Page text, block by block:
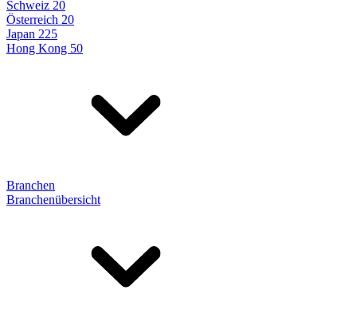
Schweiz 20
Österreich 20
Japan 225
Hong Kong 50
Branchen
Branchenübersicht